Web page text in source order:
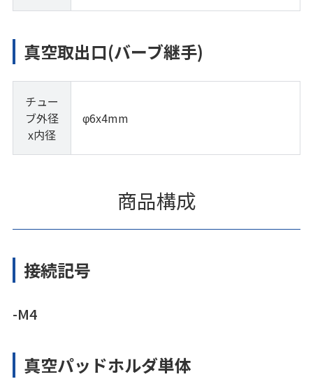
真空取出口(バーブ継手)
チュー
ブ外径
x内径
φ6x4mm
商品構成
接続記号
-M4
真空パッドホルダ単体